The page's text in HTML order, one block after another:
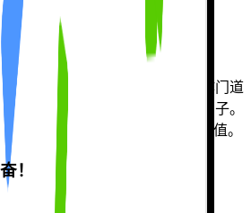
这是唯一一款真正教你语言运作门道
的鹦鹉那样死记硬背单词和句子。
一名，升级到 Pro 版绝对物有所值。
！